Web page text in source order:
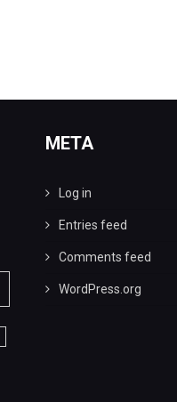
META
Log in
Entries feed
Comments feed
WordPress.org